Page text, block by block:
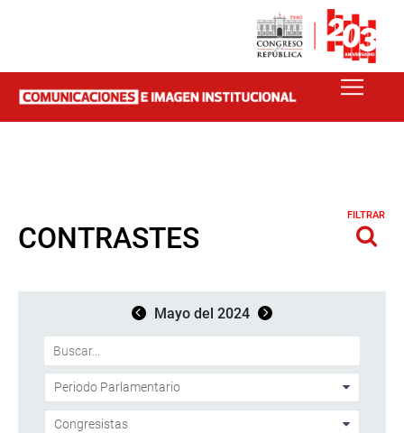
CONTRASTES
FILTRAR
Mayo del 2024